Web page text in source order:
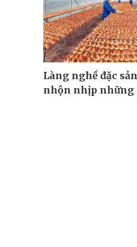
Làng nghề đặc
nhộn nhịp những